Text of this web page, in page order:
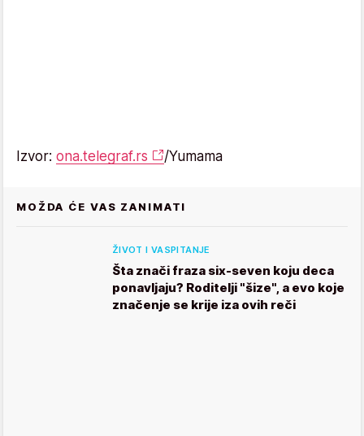
Izvor: ona.telegraf.rs /Yumama
MOŽDA ĆE VAS ZANIMATI
ŽIVOT I VASPITANJE
Šta znači fraza six-seven koju deca
ponavljaju? Roditelji "šize", a evo koje
značenje se krije iza ovih reči